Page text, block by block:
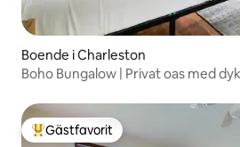
Boende i Charleston
Boho Bungalow | Privat oas med
Populär gästfavorit
Gästfavorit